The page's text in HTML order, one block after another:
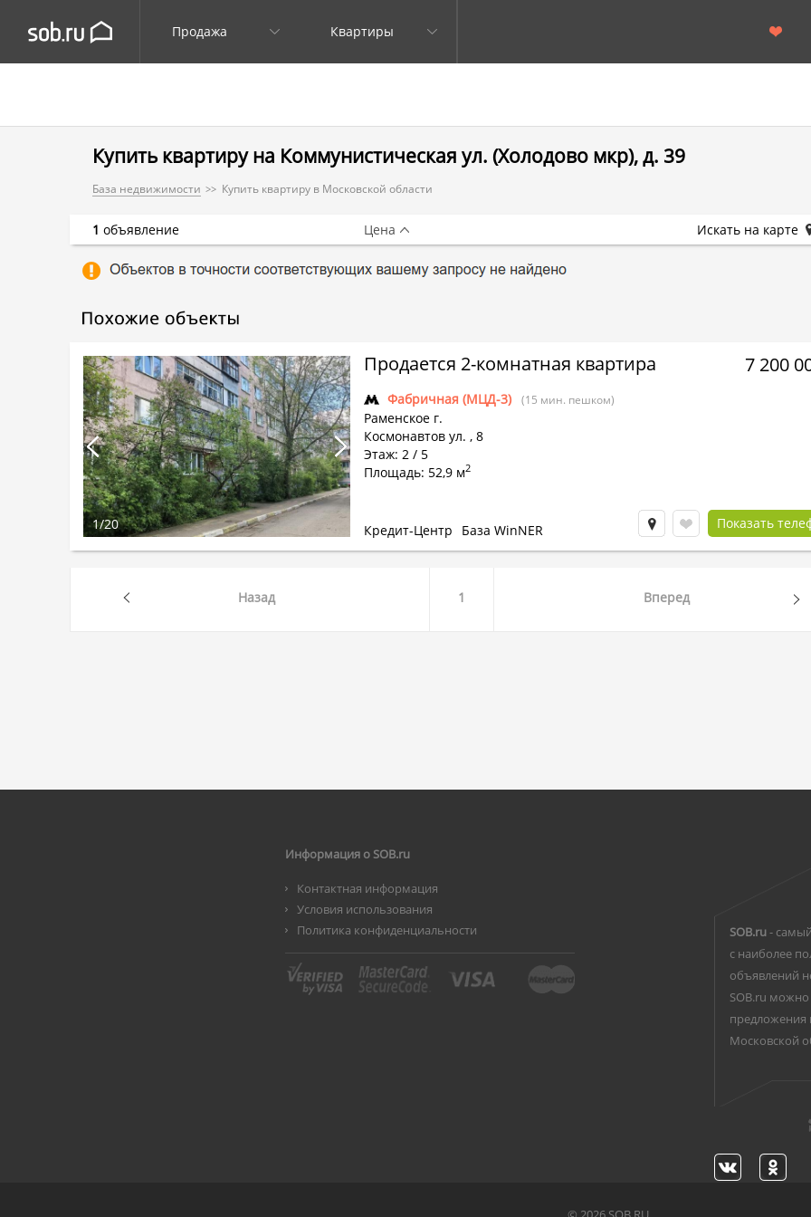
Продажа Квартиры
Купить квартиру на Коммунистическая ул. (Холодово мкр), д. 39
База недвижимости Купить квартиру в Московской области
Продается 2-комнатная квартира
Фабричная (МЦД-3) (15 мин. пешком)
Раменское г.
Космонавтов ул. , 8
Этаж: 2 / 5
Площадь: 52,9 м2
7 200
Кредит-Центр База WinNER Показать
1/20
1 объявление Цена Искать на карте
Назад 1 Вперед
Информация о SOB.ru
Контактная информация
Условия использования
Политика конфиденциальности
SOB.ru-
с наиболее
объявлений
SOB.ru можно
Московской